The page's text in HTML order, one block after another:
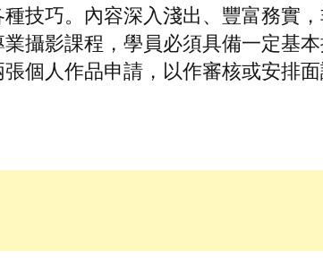
技巧。內容深入淺出、豐富務實
攝影課程，學員必須具備一定基
個人作品申請，以作審核或安排面